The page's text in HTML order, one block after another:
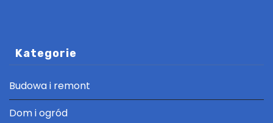
Kategorie
Budowa i remont
Dom i ogród